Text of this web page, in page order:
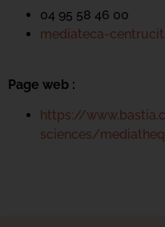
04 95 58 46 00
mediateca-
Page web :
https://
sciences/